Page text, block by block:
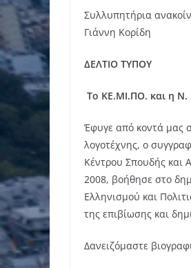
Συλλυπητήρια
Γιάννη Κορίδη
ΔΕΛΤΙΟ ΤΥΠΟΥ
Το ΚΕ.ΜΙ.ΠΟ. και η Ν.
Έφυγε από κοντά μας
λογοτέχνης, ο
Κέντρου Σπουδής και
2008, βοήθησε στο
Ελληνισμού και
της επιβίωσης και
Δανειζόμαστε